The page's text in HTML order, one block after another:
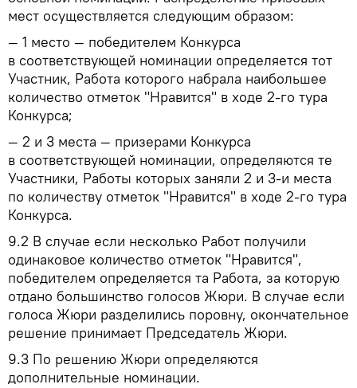
мест осуществляется следующим образом:
— 1 место — победителем Конкурса
в соответствующей номинации определяется тот
Участник, Работа которого набрала наибольшее
количество отметок "Нравится" в ходе 2-го тура
Конкурса;
— 2 и 3 места — призерами Конкурса
в соответствующей номинации, определяются те
Участники, Работы которых заняли 2 и 3-и места
по количеству отметок "Нравится" в ходе 2-го тура
Конкурса.
9.2 В случае если несколько Работ получили
одинаковое количество отметок "Нравится",
победителем определяется та Работа, за которую
отдано большинство голосов Жюри. В случае если
голоса Жюри разделились поровну, окончательное
решение принимает Председатель Жюри.
9.3 По решению Жюри определяются
дополнительные номинации.